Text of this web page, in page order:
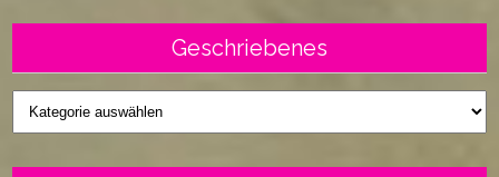
Geschriebenes
Geschriebenes